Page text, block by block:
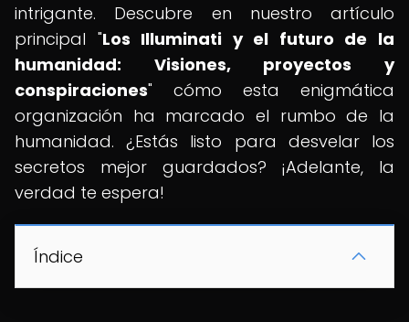
intrigante. Descubre en nuestro artículo
principal "Los Illuminati y el futuro de la
humanidad: Visiones, proyectos y
conspiraciones" cómo esta enigmática
organización ha marcado el rumbo de la
humanidad. ¿Estás listo para desvelar los
secretos mejor guardados? ¡Adelante, la
verdad te espera!
Índice